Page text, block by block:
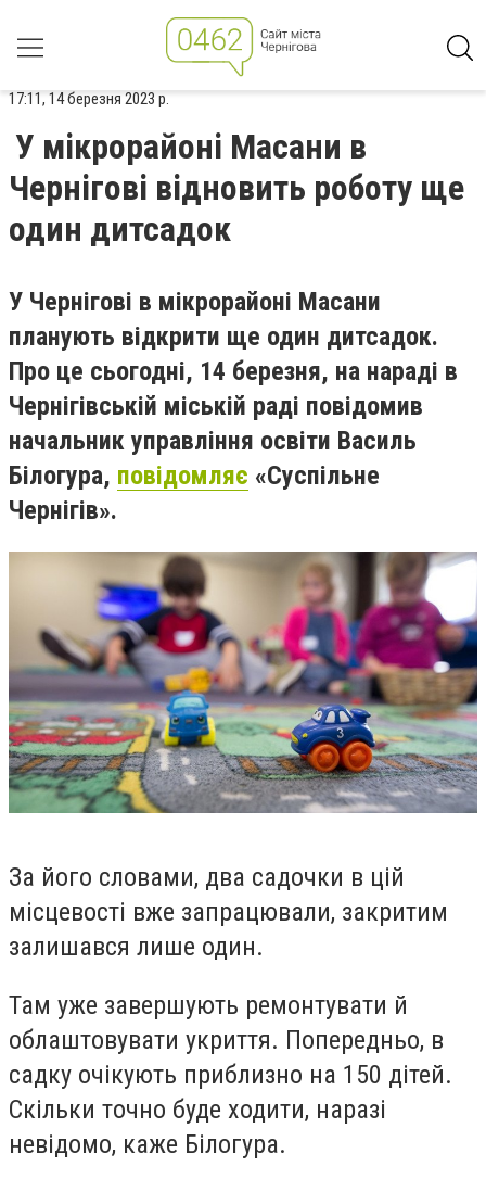
17:11, 14 березня 2023 р.
У мікрорайоні Масани в
Чернігові відновить роботу ще
один дитсадок
У Чернігові в мікрорайоні Масани
планують відкрити ще один дитсадок.
Про це сьогодні, 14 березня, на нараді в
Чернігівській міській раді повідомив
начальник управління освіти Василь
Білогура, повідомляє «Суспільне
Чернігів».
За його словами, два садочки в цій
місцевості вже запрацювали, закритим
залишався лише один.
Там уже завершують ремонтувати й
облаштовувати укриття. Попередньо, в
садку очікують приблизно на 150 дітей.
Скільки точно буде ходити, наразі
невідомо, каже Білогура.